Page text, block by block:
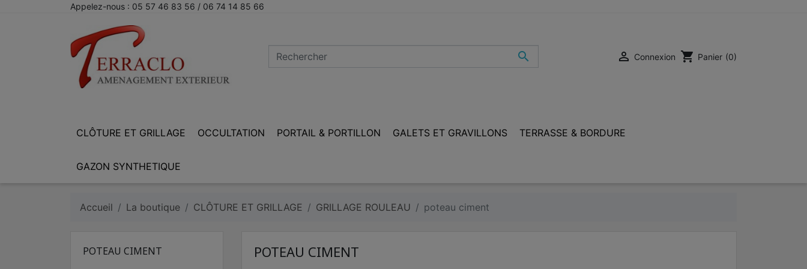
Appelez-nous : 05 57 46 83 56 / 06 74 14 85 66
  Connexion shopping_cart Panier (0)
CLÔTURE ET GRILLAGE OCCULTATION PORTAIL & PORTILLON GALETS ET GRAVILLONS TERRASSE & BORDURE
GAZON SYNTHETIQUE
Accueil La boutique CLÔTURE ET GRILLAGE GRILLAGE ROULEAU poteau ciment
POTEAU CIMENT POTEAU CIMENT